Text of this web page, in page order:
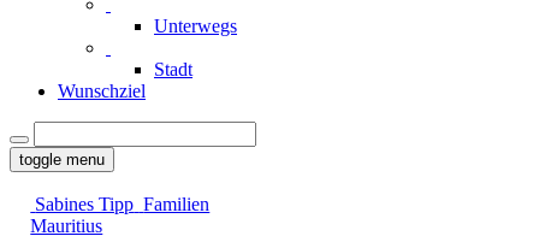
Unterwegs
Stadt
Wunschziel
toggle menu
Sabines Tipp Familien
Mauritius